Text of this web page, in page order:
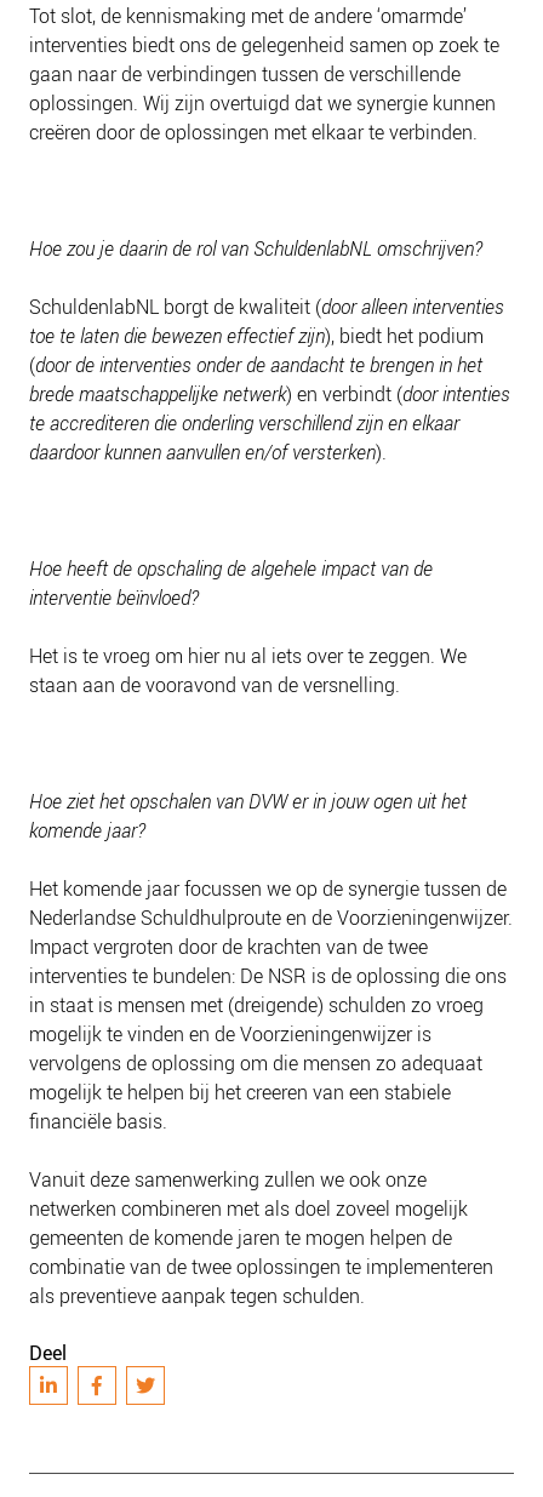
Tot slot, de kennismaking met de andere ‘omarmde’
interventies biedt ons de gelegenheid samen op zoek te
gaan naar de verbindingen tussen de verschillende
oplossingen. Wij zijn overtuigd dat we synergie kunnen
creëren door de oplossingen met elkaar te verbinden.
Hoe zou je daarin de rol van SchuldenlabNL omschrijven?
SchuldenlabNL borgt de kwaliteit (door alleen interventies
toe te laten die bewezen effectief zijn), biedt het podium
(door de interventies onder de aandacht te brengen in het
brede maatschappelijke netwerk) en verbindt (door intenties
te accrediteren die onderling verschillend zijn en elkaar
daardoor kunnen aanvullen en/of versterken).
Hoe heeft de opschaling de algehele impact van de
interventie beïnvloed?
Het is te vroeg om hier nu al iets over te zeggen. We
staan aan de vooravond van de versnelling.
Hoe ziet het opschalen van DVW er in jouw ogen uit het
komende jaar?
Het komende jaar focussen we op de synergie tussen de
Nederlandse Schuldhulproute en de Voorzieningenwijzer.
Impact vergroten door de krachten van de twee
interventies te bundelen: De NSR is de oplossing die ons
in staat is mensen met (dreigende) schulden zo vroeg
mogelijk te vinden en de Voorzieningenwijzer is
vervolgens de oplossing om die mensen zo adequaat
mogelijk te helpen bij het creeren van een stabiele
financiële basis.
Vanuit deze samenwerking zullen we ook onze
netwerken combineren met als doel zoveel mogelijk
gemeenten de komende jaren te mogen helpen de
combinatie van de twee oplossingen te implementeren
als preventieve aanpak tegen schulden.
Deel